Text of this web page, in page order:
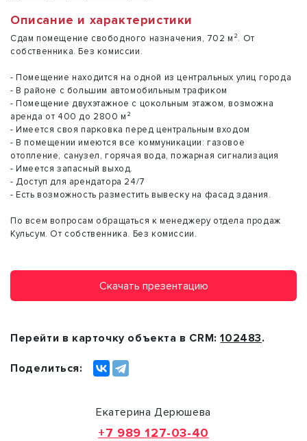
Описание и характеристики
Сдам помещение свободного назначения, 702 м². От
собственника. Без комиссии.
- Помещение находится на одной из центральных улиц города
- В районе с большим автомобильным трафиком
- Помещение двухэтажное с цокольным этажом, возможна
аренда от 400 до 2800 м²
- Имеется своя парковка перед центральным входом
- В помещении имеются все коммуникации: газовое
отопление, санузел, горячая вода, пожарная сигнализация
- Имеется запасный выход.
- Доступ для арендатора 24/7
- Есть возможность разместить вывеску на фасад здания.
По всем вопросам обращаться к менеджеру отдела продаж
Кульсум. От собственника. Без комиссии.
Скачать презентацию
Перейти в карточку объекта в CRM:102483.
Поделиться:
Екатерина Дерюшева
+7 989 127-03-40